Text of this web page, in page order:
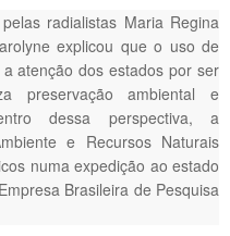
radialistas Maria Regina
explicou que o uso de
atenção dos estados por ser
preservação ambiental e
dessa perspectiva, a
e Recursos Naturais
numa expedição ao estado
Brasileira de Pesquisa